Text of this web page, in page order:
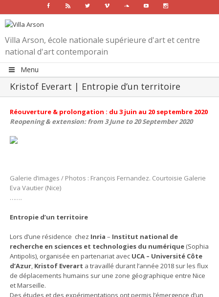
Facebook Rss Twitter Vimeo SoundcloudYoutube
Villa Arson, école nationale supérieure d'art et centre
national d'art contemporain
Menu
Kristof Everart | Entropie d’un territoire
Réouverture & prolongation : du 3 juin au 20 septembre 2020
Reopening & extension: from 3 June to 20 September 2020
Galerie d’images / Photos : François Fernandez. Courtoisie Galerie
Eva Vautier (Nice)
…….
Entropie d’un territoire
Lors d’une résidence chez Inria – Institut national de
recherche en sciences et technologies du numérique (Sophia
Antipolis), organisée en partenariat avec UCA – Université Côte
d’Azur, Kristof Everart a travaillé durant l’année 2018 sur les flux
de déplacements humains sur une zone géographique entre Nice
et Marseille.
Des études et des expérimentations ont permis l’émergence d’un